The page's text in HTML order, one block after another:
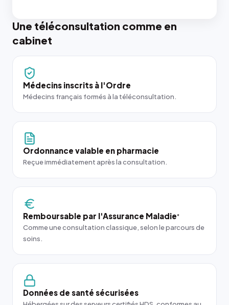
Une téléconsultation comme en
cabinet
Médecins inscrits à l'Ordre
Médecins français formés à la téléconsultation.
Ordonnance valable en pharmacie
Reçue immédiatement après la consultation.
Remboursable par l'Assurance Maladie*
Comme une consultation classique, selon le parcours de
soins.
Données de santé sécurisées